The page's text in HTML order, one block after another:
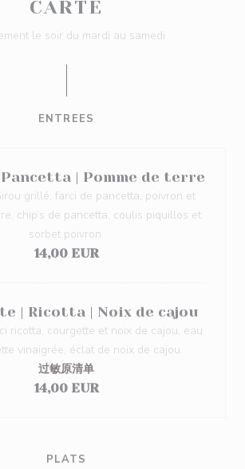
CARTE
le soir du mardi au samedi
ENTREES
| Pomme de terre
grillé, farci de pancetta, poivron et
chip’s de pancetta, coulis piquillos et
sorbet poivron.
14,00 EUR
| Ricotta | Noix de cajou
ricotta, courgette et noix de cajou, eau
vinaigrée, éclat de noix de cajou.
过敏原清单
14,00 EUR
PLATS